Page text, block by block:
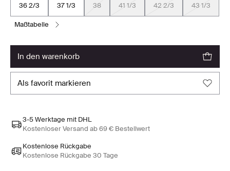
36 2/3 37 1/3 38 41 1/3 42 2/3 43 1/3
maßtabelle
in den warenkorb
als favorit markieren
3-5 Werktage mit DHL
Kostenloser Versand ab 69 € Bestellwert
Kostenlose Rückgabe
Kostenlose Rückgabe 30 Tage